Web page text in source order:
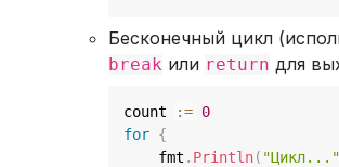
Бесконечный цикл
break или return для
count := 0
for {
    fmt
. Println( "Цикл..."